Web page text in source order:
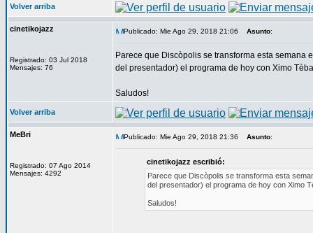
Volver arriba
cinetikojazz
Registrado: 03 Jul 2018
Mensajes: 76
Publicado: Mie Ago 29, 2018 21:06 Asunto:
Parece que Discòpolis se transforma esta semana
del presentador) el programa de hoy con Ximo
Saludos!
Volver arriba
MeBri
Registrado: 07 Ago 2014
Mensajes: 4292
Publicado: Mie Ago 29, 2018 21:36 Asunto:
cinetikojazz escribió:
Parece que Discòpolis se transforma esta
del presentador) el programa de hoy con Ximo
Saludos!